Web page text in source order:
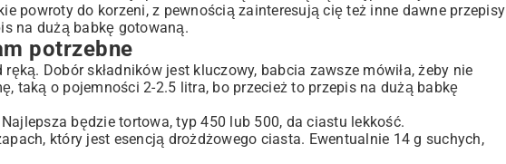
powroty do korzeni, z pewnością zainteresują cię też inne dawne przepisy
na dużą babkę gotowaną.
potrzebne
Dobór składników jest kluczowy, babcia zawsze mówiła, żeby nie
taką o pojemności 2-2.5 litra, bo przecież to przepis na dużą babkę
będzie tortowa, typ 450 lub 500, da ciastu lekkość.
który jest esencją drożdżowego ciasta. Ewentualnie 14 g suchych,